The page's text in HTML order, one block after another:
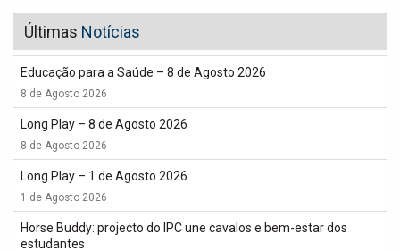
Últimas Notícias
Educação para a Saúde – 8 de Agosto 2026
8 de Agosto 2026
Long Play – 8 de Agosto 2026
8 de Agosto 2026
Long Play – 1 de Agosto 2026
1 de Agosto 2026
Horse Buddy: projecto do IPC une cavalos e bem-estar dos
estudantes